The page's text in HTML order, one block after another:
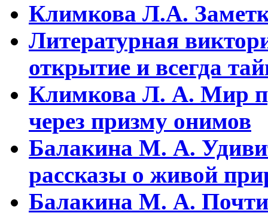
Климкова Л.А.
Литературная
открытие и всегда
Климкова Л. А. Мир
через призму онимов
Балакина М. А.
рассказы о живой
Балакина М. А. Почти